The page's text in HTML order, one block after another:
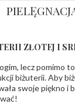
Łazur sp.j.
,
22 45-805
Tel. +48 77 54 90
ZŁOTEJ I
lecz pomimo
biżuterii. Aby
swoje piękno i